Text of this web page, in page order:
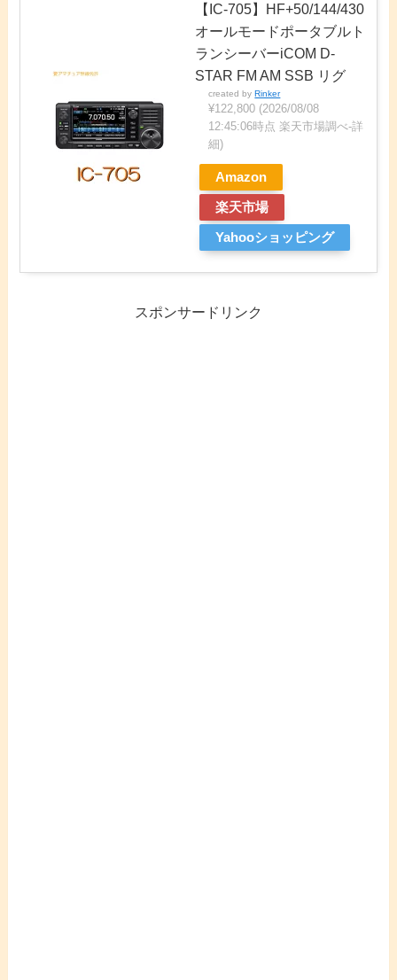
【IC-705】HF+50/144/430
オールモードポータブルト
ランシーバーiCOM D-
STAR FM AM SSB リグ
created byRinker
¥122,800 (2026/08/08
12:45:06時点 楽天市場調べ-詳
細)
Amazon
楽天市場
Yahooショッピング
スポンサードリンク